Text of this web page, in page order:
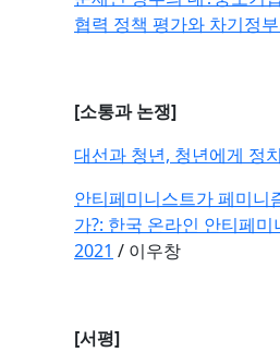
협력 정책 평가와 차기정
[소통과 논쟁]
대선과 청년, 청년에게 정
안티페미니스트가 페미니
가?: 한국 온라인 안티페
2021 / 이우창
[서평]